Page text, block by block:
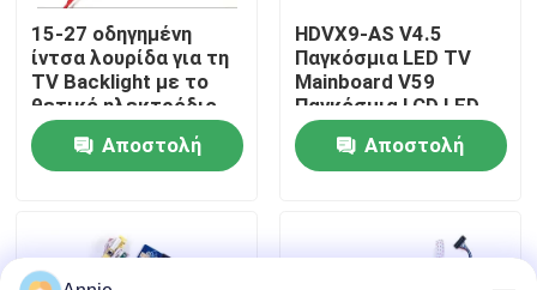
Ειδήσεις
Υποθέσεις
Μονάδα πίνακα ενισχυτή
15-27 οδηγημένη
ίντσα λουρίδα για τη
TV Backlight με το
θετικό ηλεκτρόδιο
12v
Αποστολή
HDVX9-AS V4.5
Παγκόσμια LED TV
Mainboard V59
Παγκόσμια LCD LED
TV Controller Board
Αποστολή